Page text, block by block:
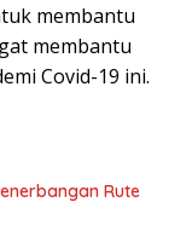
membantu
membantu
Covid-19 ini.
Rute